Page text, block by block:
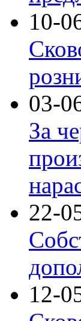
10-
03-
За
22-
12-